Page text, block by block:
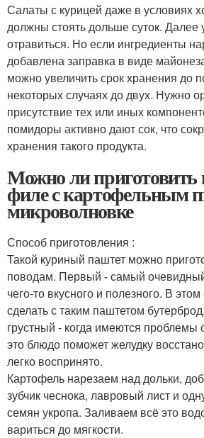
Салаты с курицей даже в условиях
должны стоять дольше суток. Далее
отравиться. Но если ингредиенты
добавлена заправка в виде
можно увеличить срок хранения до
некоторых случаях до двух. Нужно
присутствие тех или иных
помидоры активно дают сок, что
хранения такого продукта.
Можно ли приготовить
филе с картофельным
микроволновке
Способ приготовления :
Такой куриный паштет можно
поводам. Первый - самый
чего-то вкусного и полезного. В
сделать с таким паштетом
грустный - когда имеются проблемы
это блюдо поможет желудку
легко воспринято.
Картофель нарезаем над дольки,
зубчик чеснока, лавровый лист и
семян укропа. Заливаем всё это
вариться до мягкости.